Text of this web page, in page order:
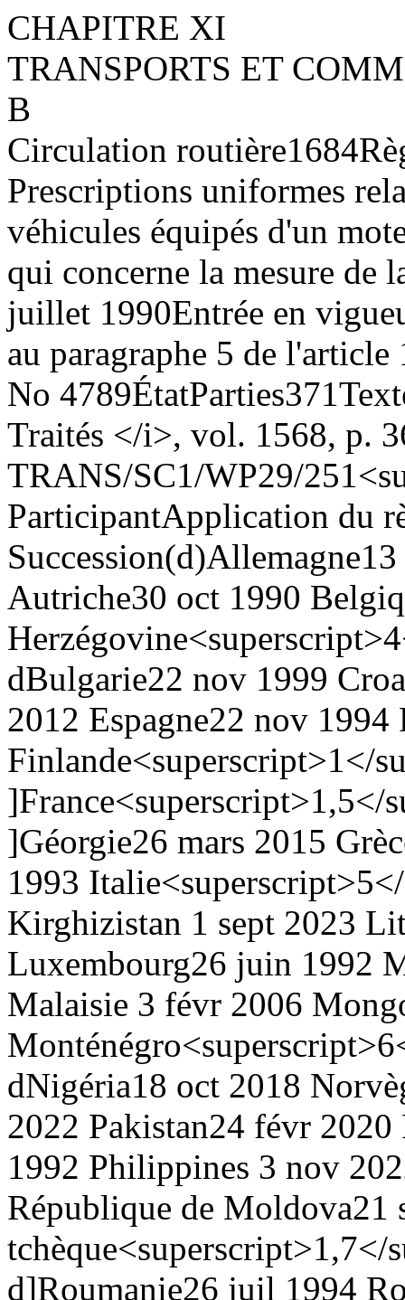
CHAPITRE XI
TRANSPORTS ET
B
Circulation routière1684
Prescriptions uniformes
véhicules équipés d'un
qui concerne la mesure de
juillet 1990Entrée en
au paragraphe 5 de l'article
No 4789ÉtatParties371
Traités </i>, vol. 1568, p.
TRANS/SC1/WP29/
ParticipantApplication du
Succession(d)Allemagne
Autriche30 oct 1990
dBulgarie22 nov 1999
2012 Espagne22 nov 1994
Finlande<superscript>1</
]France<superscript>1,5</
]Géorgie26 mars 2015
1993
Kirghizistan 1 sept 2023
Luxembourg26 juin 1992
Malaisie 3 févr 2006
dNigéria18 oct 2018
2022 Pakistan24 févr 2020
1992 Philippines 3 nov
République de Moldova21
tchèque<superscript>1,7</
d]Roumanie26 juil 1994